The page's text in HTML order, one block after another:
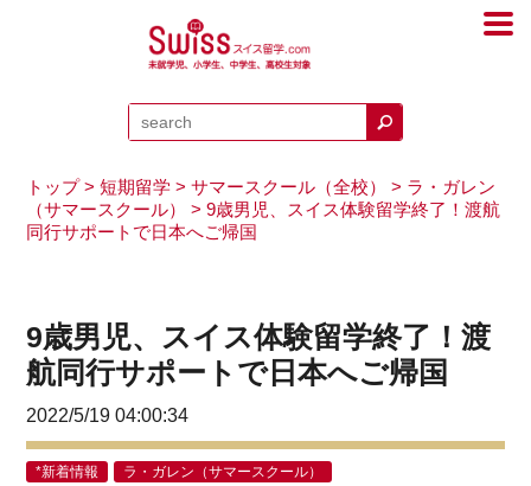
トップ>短期留学 >サマースクール（全校） > ラ・ガレン
（サマースクール）
> 9歳男児、スイス体験留学終了！渡航
同行サポートで日本へご帰国
9歳男児、スイス体験留学終了！渡
航同行サポートで日本へご帰国
2022/5/19 04:00:34
*新着情報
ラ・ガレン（サマースクール）